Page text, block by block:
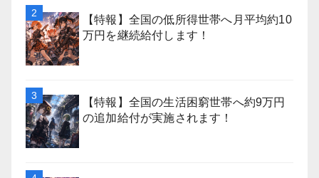
【特報】全国の低所得世帯へ月平均約10
万円を継続給付します！
【特報】全国の生活困窮世帯へ約9万円
の追加給付が実施されます！